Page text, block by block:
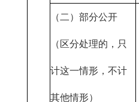
（二）部分公开
（区分处理的，只
计这一情形，不计
其他情形）